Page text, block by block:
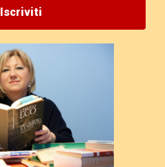
Iscriviti